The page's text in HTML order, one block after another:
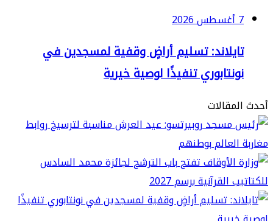
تسليم أراضٍ وقفية لمسجدين في
تنفيذًا لوصية خيرية